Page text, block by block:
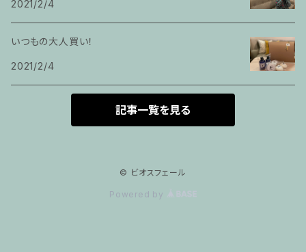
2021/2/4
いつもの大人買い！
2021/2/4
記事一覧を見る
© ビオスフェール
Powered by